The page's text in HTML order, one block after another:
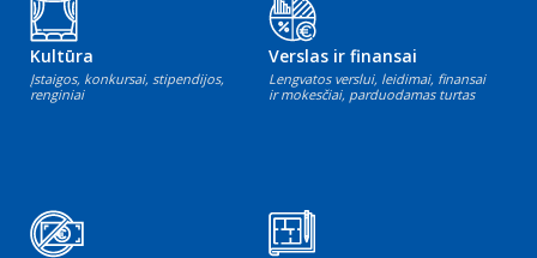
Kultūra
Įstaigos, konkursai, stipendijos,
renginiai
Verslas ir finansai
Lengvatos verslui, leidimai, finansai
ir mokesčiai, parduodamas turtas